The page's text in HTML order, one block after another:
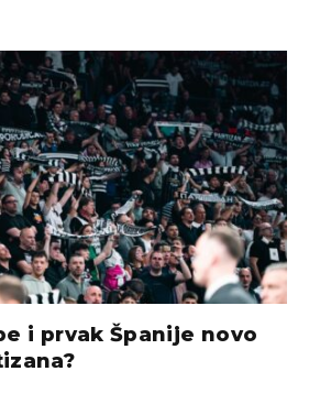
i prvak Španije novo